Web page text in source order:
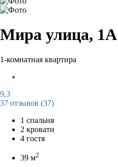
Мира улица, 1А
1-комнатная квартира
9,3
37 отзывов (37)
1 спальня
2 кровати
4 гостя
39 м2